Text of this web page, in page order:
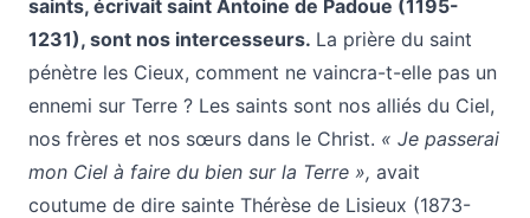
saints, écrivait saint Antoine de Padoue (1195-
1231), sont nos intercesseurs. La prière du saint
pénètre les Cieux, comment ne vaincra-t-elle pas un
ennemi sur Terre ? Les saints sont nos alliés du Ciel,
nos frères et nos sœurs dans le Christ. « Je passerai
mon Ciel à faire du bien sur la Terre », avait
coutume de dire sainte Thérèse de Lisieux (1873-